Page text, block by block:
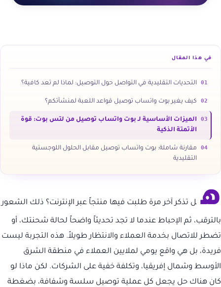
في هذا المقال
01 التحديات التقليدية في التواصل حول التوصيل: لماذا لم تعد كافية؟
02 كيف يغير بوت واتساب توصيل قواعد اللعبة لمنشآتكم؟
03
الميزات الأساسية لـ بوت واتساب توصيل من لتس بوت: قوة
الأتمتة الذكية
04
مقارنة شاملة: بوت واتساب توصيل مقابل الحلول اللوجستية
التقليدية
ه ل تذكر آخر مرة طلبت فيها منتجاً عبر الإنترنت؟ ذلك الشعور
بالترقب، ثم الإحباط عندما لا تجد تحديثاً واضحاً لحالة شحنتك، أو
تضطر للاتصال بخدمة العملاء والانتظار طويلاً. هذه التجربة ليست
فريدة، بل هي واقع يومي لملايين العملاء في منطقة الشرق
الأوسط وشمال إفريقيا، وتكلفة خفية على الشركات. لكن ماذا لو
كان هناك حل يجعل كل عملية توصيل سلسة وشفافة، بضغطة